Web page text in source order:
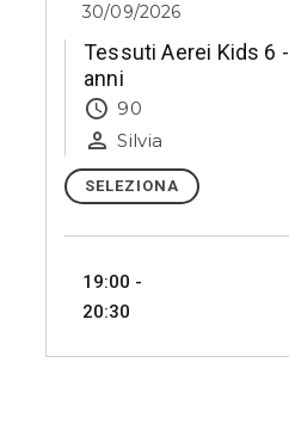
30/09/2026
Tessuti Aerei Kids 6
anni
90
Silvia
SELEZIONA
19:00 -
20:30